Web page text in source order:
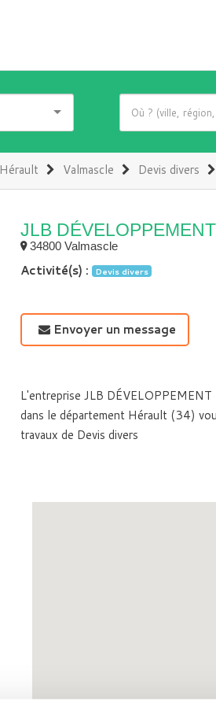
Hérault Valmascle Devis divers
JLB DÉVELOPPEMENT
34800 Valmascle
Activité(s) : Devis divers
Envoyer un message
L'entreprise JLB
dans le département Hérault (34)
travaux de Devis divers